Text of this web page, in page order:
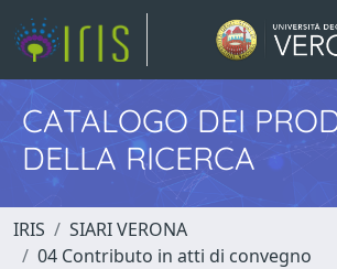
CATALOGO DEI
DELLA RICERCA
IRIS
SIARI VERONA
04 Contributo in atti di convegno